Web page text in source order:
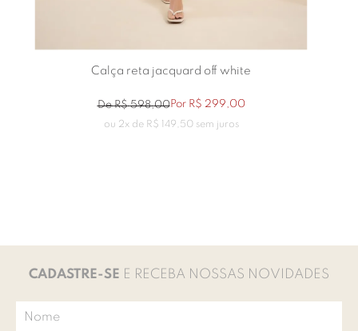
Calça reta jacquard off white
DeR$ 598,00Por R$ 299,00
ou 2x de R$ 149 50sem juros
CADASTRE-SE E RECEBA NOSSAS NOVIDADES